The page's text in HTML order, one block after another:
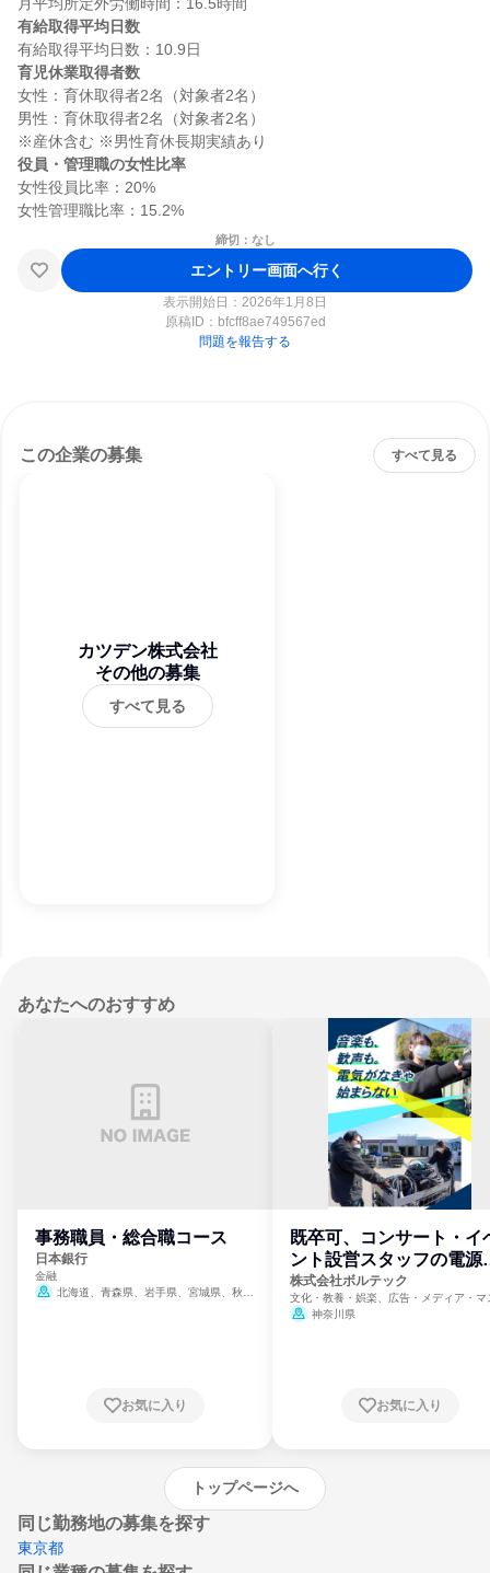
有給取得平均日数
育児休業取得者数
女性：育休取得者2名（対象者2名）
男性：育休取得者2名（対象者2名）
役員・管理職の女性比率
女性役員比率：20%
締切：なし
エントリー画面へ行く
表示開始日：2026年1月8日
原稿ID： bfcff8ae749567ed
問題を報告する
この企業の募集 すべて見る
カツデン株式会社
その他の募集
すべて見る
あなたへのおすすめ
事務職員・総合職コース
日本銀行
金融
北海道、青森県、岩手県、宮城県、秋田
崎県、熊本県、大分県、宮崎県、鹿児島県、
お気に入り
既卒可、コンサート・イ
ント設営スタッフの電源
門
株式会社ボルテック
文化・教養・娯楽、広告・メディア・マ
ミ、電力・ガス・水道・エネルギー
神奈川県
お気に入り
トップページへ
同じ勤務地の募集を探す
東京都